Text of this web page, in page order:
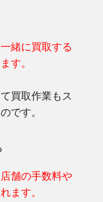
緒に買取する
す。
買取作業もス
です。
舗の手数料や
ます。